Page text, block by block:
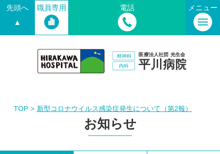
先頭へ
▲
職員専用 電話 メニュー
TOP 新型コロナウイルス感染症発生について（第2報）
お知らせ